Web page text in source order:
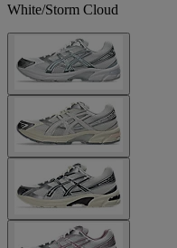
White/Storm Cloud